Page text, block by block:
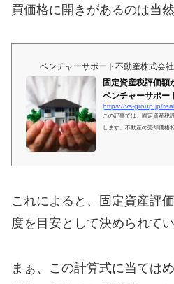
買価格に開きがあるのは当
ベンチャーサポート不動産株式会社
固定資産税評価額
ベンチャーサポー
https://vs-group.jp/
この記事では、固定資産税
します。不動産の売却価格
これによると、固定資産評
度を目安として決められて
まぁ、この計算式に当ては